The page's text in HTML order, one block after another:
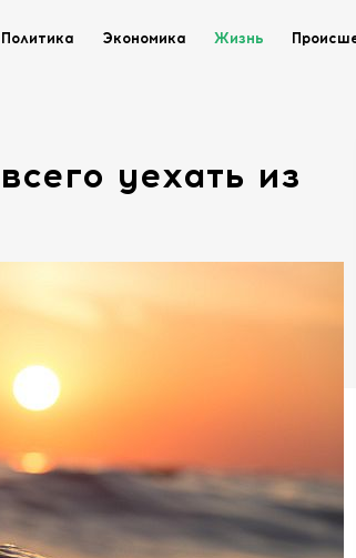
Политика Экономика Жизнь
уехать из